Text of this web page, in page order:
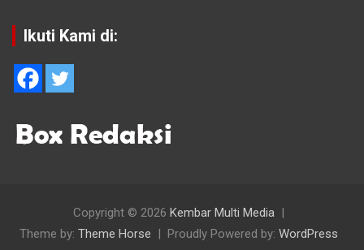
Ikuti Kami di:
Copyright © 2026 Kembar Multi Media
Theme by: Theme Horse Proudly Powered by: WordPress